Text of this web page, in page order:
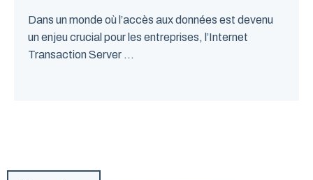
Dans un monde où l’accès aux données est devenu
un enjeu crucial pour les entreprises, l’Internet
Transaction Server ...